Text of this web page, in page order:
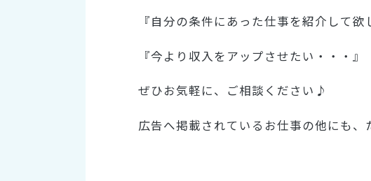
『自分の条件にあった仕事を紹介して欲
『今より収入をアップさせたい・・・』
ぜひお気軽に、ご相談ください♪
広告へ掲載されているお仕事の他にも